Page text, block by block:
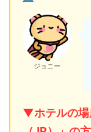
ジョニー
▼ホテルの場